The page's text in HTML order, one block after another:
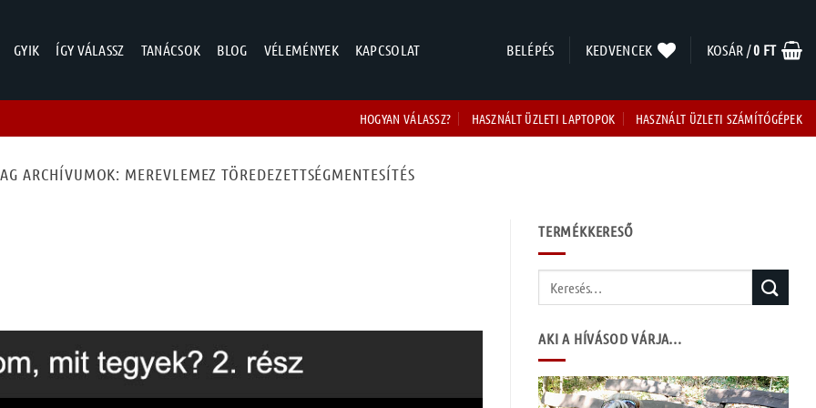
GYIK ÍGY VÁLASSZ TANÁCSOK BLOG VÉLEMÉNYEK KAPCSOLAT BELÉPÉS KEDVENCEK KOSÁR /0 FT
HOGYAN VÁLASSZ? HASZNÁLT ÜZLETI LAPTOPOK HASZNÁLT ÜZLETI SZÁMÍTÓGÉPEK
ARCHÍVUMOK: MEREVLEMEZ TÖREDEZETTSÉGMENTESÍTÉS
TERMÉKKERESŐ
AKI A HÍVÁSOD VÁRJA…